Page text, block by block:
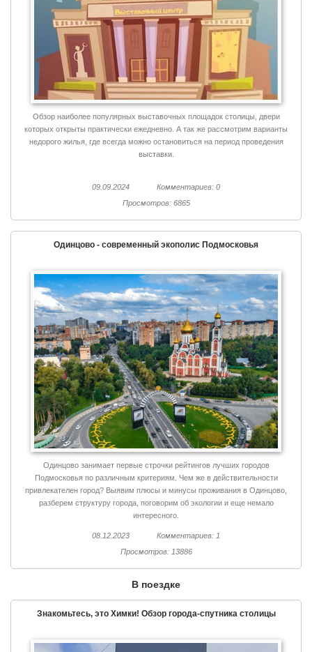
Обзор наиболее популярных выставочных площадок столицы, двери
которых открыты практически ежедневно. А так же рассмотрим варианты
недорого жилья, где всегда можно остановиться на период проведения
выставки.
09.09.2024
Комментариев: 0
Просмотров: 6865
Одинцово - современный экополис Подмосковья
Одинцово занимает первые строчки рейтингов лучших городов
Подмосковья по различным критериям. Чем же в действительности
привлекателен город? Выявим плюсы и минусы проживания в Одинцово,
разберем структуру города, поговорим об экологии и еще немало
интересного.
08.12.2023
Комментариев: 1
Просмотров: 13886
В поездке
Знакомьтесь, это Химки! Обзор города-спутника столицы